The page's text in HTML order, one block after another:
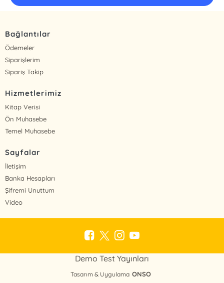
Bağlantılar
Ödemeler
Siparişlerim
Sipariş Takip
Hizmetlerimiz
Kitap Verisi
Ön Muhasebe
Temel Muhasebe
Sayfalar
İletişim
Banka Hesapları
Şifremi Unuttum
Video
Demo Test Yayınları
Tasarım & Uygulama ONSO